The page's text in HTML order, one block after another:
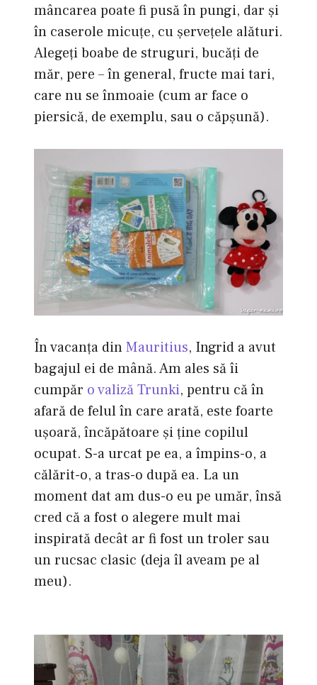
mâncarea poate fi pusă în pungi, dar şi
în caserole micuţe, cu şerveţele alături.
Alegeţi boabe de struguri, bucăţi de
măr, pere – în general, fructe mai tari,
care nu se înmoaie (cum ar face o
piersică, de exemplu, sau o căpşună).
În vacanţa dinMauritius, Ingrid a avut
bagajul ei de mână. Am ales să îi
cumpăr o valiză Trunki, pentru că în
afară de felul în care arată, este foarte
uşoară, încăpătoare şi ţine copilul
ocupat. S-a urcat pe ea, a împins-o, a
călărit-o, a tras-o după ea. La un
moment dat am dus-o eu pe umăr, însă
cred că a fost o alegere mult mai
inspirată decât ar fi fost un troler sau
un rucsac clasic (deja îl aveam pe al
meu).